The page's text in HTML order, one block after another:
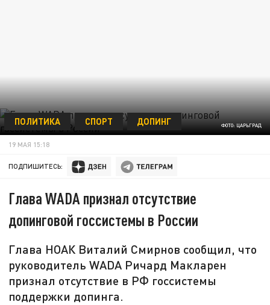
ФОТО: ЦАРЬГРАД
ПОЛИТИКА СПОРТ ДОПИНГ
19 МАЯ 15:18
ПОДПИШИТЕСЬ:
Глава WADA признал отсутствие
допинговой госсистемы в России
Глава НОАК Виталий Смирнов сообщил, что
руководитель WADA Ричард Макларен
признал отсутствие в РФ госсистемы
поддержки допинга.